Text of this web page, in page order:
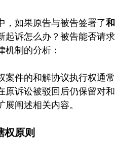
星）。
，如果原告与被告签署了
起诉怎么办？被告能否请
制的分析：
案件的和解协议执行权通
原诉讼被驳回后仍保留对
阐述相关内容。
权原则